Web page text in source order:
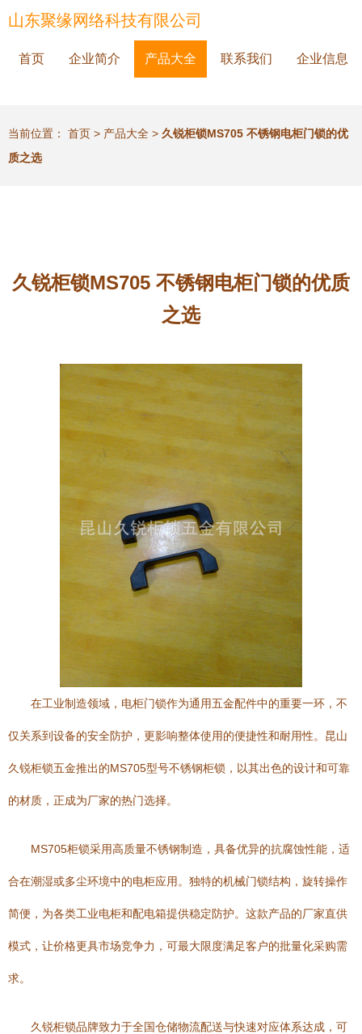
山东聚缘网络科技有限公司
首页 企业简介 产品大全 联系我们 企业信息
当前位置： 首页 > 产品大全 > 久锐柜锁MS705 不锈钢电柜门锁的优
质之选
久锐柜锁MS705 不锈钢电柜门锁的优质
之选
在工业制造领域，电柜门锁作为通用五金配件中的重要一环，不
仅关系到设备的安全防护，更影响整体使用的便捷性和耐用性。昆山
久锐柜锁五金推出的MS705型号不锈钢柜锁，以其出色的设计和可靠
的材质，正成为厂家的热门选择。
MS705柜锁采用高质量不锈钢制造，具备优异的抗腐蚀性能，适
合在潮湿或多尘环境中的电柜应用。独特的机械门锁结构，旋转操作
简便，为各类工业电柜和配电箱提供稳定防护。这款产品的厂家直供
模式，让价格更具市场竞争力，可最大限度满足客户的批量化采购需
求。
久锐柜锁品牌致力于全国仓储物流配送与快速对应体系达成，可